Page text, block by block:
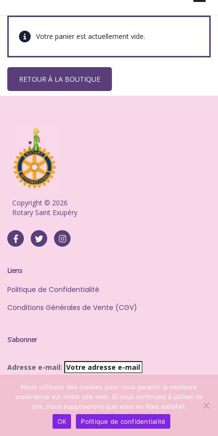
Votre panier est actuellement vide.
RETOUR À LA BOUTIQUE
Copyright © 2026
Rotary Saint Exupéry
Liens
Politique de Confidentialité
Conditions Générales de Vente (CGV)
S'abonner
Adresse e-mail:
Nous utilisons des cookies pour vous garantir la meilleure
expérience sur notre site web. Si vous continuez à utiliser ce
site, nous supposerons que vous en êtes satisfait.
OK
Politique de confidentialité